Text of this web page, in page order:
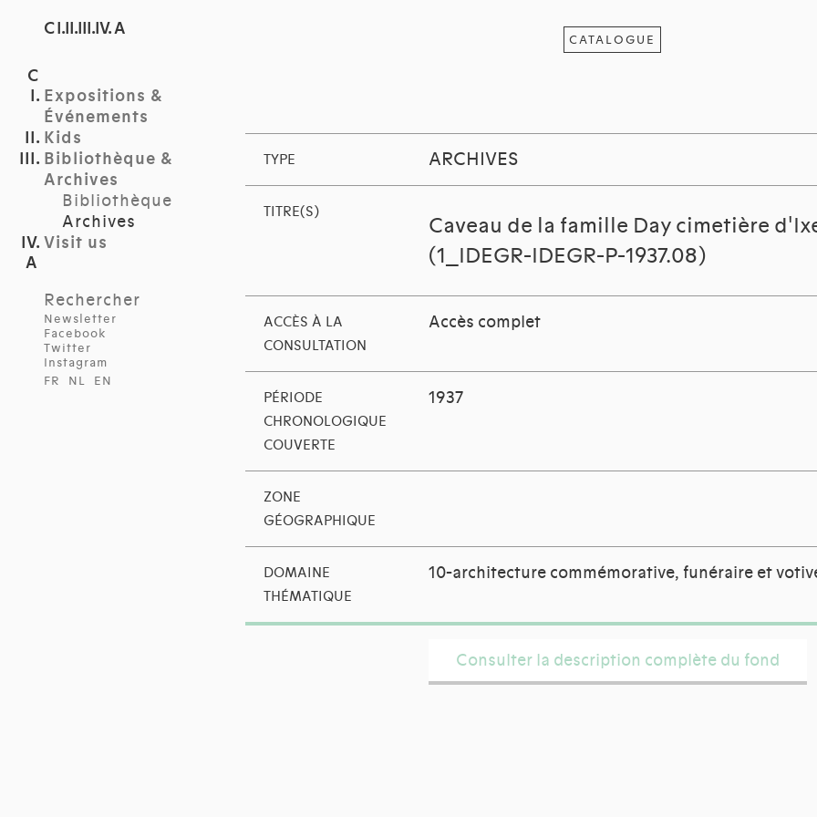
C I.II.III.IV. A
Expositions &
Événements
Kids
Bibliothèque &
Archives
Bibliothèque
Archives
Visit us
Rechercher
Newsletter
Facebook
Twitter
Instagram
FR
NL EN
CATALOGUE
TYPE ARCHIVES
TITRE(S)
Caveau de la famille Day cimetière
(1_IDEGR-IDEGR-P-1937.08)
ACCÈS À LA
CONSULTATION
Accès complet
PÉRIODE
CHRONOLOGIQUE
COUVERTE
1937
ZONE
GÉOGRAPHIQUE
DOMAINE
THÉMATIQUE
10-architecture commémorative, funéraire et
Consulter la description complète du fond